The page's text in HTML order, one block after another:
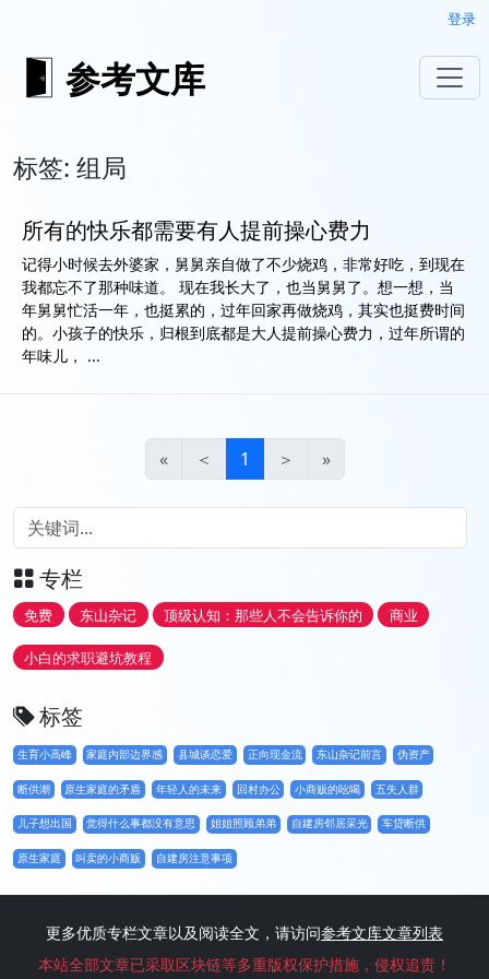
登录
参考文库
标签: 组局
所有的快乐都需要有人提前操心费力
记得小时候去外婆家，舅舅亲自做了不少烧鸡，非常好吃，到现在
我都忘不了那种味道。 现在我长大了，也当舅舅了。想一想，当
年舅舅忙活一年，也挺累的，过年回家再做烧鸡，其实也挺费时间
的。小孩子的快乐，归根到底都是大人提前操心费力，过年所谓的
年味儿， ...
« ＜ 1 ＞ »
专栏
免费 东山杂记 顶级认知：那些人不会告诉你的 商业
小白的求职避坑教程
标签
生育小高峰 家庭内部边界感 县城谈恋爱 正向现金流 东山杂记前言 伪资产
断供潮 原生家庭的矛盾 年轻人的未来 回村办公 小商贩的吆喝 五失人群
儿子想出国 觉得什么事都没有意思 姐姐照顾弟弟 自建房邻居采光 车贷断供
原生家庭 叫卖的小商贩 自建房注意事项
更多优质专栏文章以及阅读全文，请访问参考文库文章列表
本站全部文章已采取区块链等多重版权保护措施，侵权追责！